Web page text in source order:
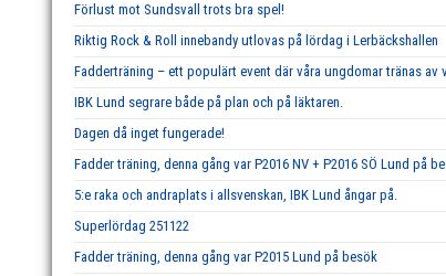
Förlust mot Sundsvall trots bra spel!
Riktig Rock & Roll innebandy utlovas på lördag i Lerbäckshallen
Fadderträning – ett populärt event där våra ungdomar tränas av
IBK Lund segrare både på plan och på läktaren.
Dagen då inget fungerade!
Fadder träning, denna gång var P2016 NV + P2016 SÖ Lund på
5:e raka och andraplats i allsvenskan, IBK Lund ångar på.
Superlördag 251122
Fadder träning, denna gång var P2015 Lund på besök